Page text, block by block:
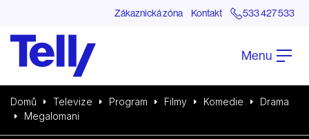
Zákaznická zóna Kontakt 533 427 533
Menu
Domů Televize Program Filmy Komedie
Drama
Megalomani